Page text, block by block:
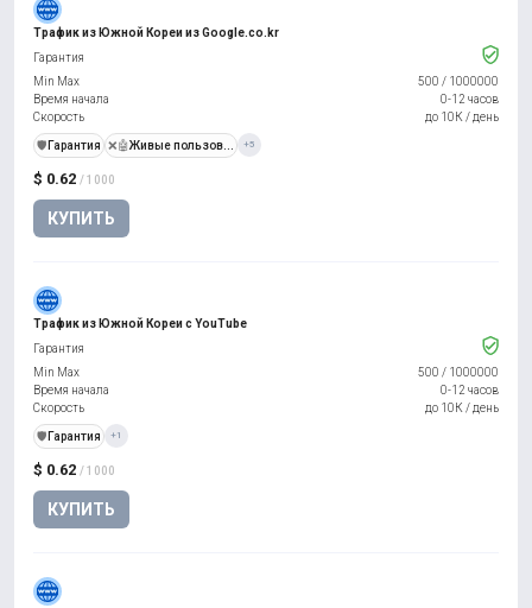
Трафик из Южной Кореи из Google.co.kr
$ 0.62 / 1000
КУПИТЬ
Гарантия
Min Max
500 / 1000000
Время начала
0-12 часов
Скорость
до 10К / день
️🛡️ Гарантия ❌🤖Живые пользов... +5
Трафик из Южной Кореи с YouTube
$ 0.62 / 1000
КУПИТЬ
Гарантия
Min Max
500 / 1000000
Время начала
0-12 часов
Скорость
до 10К / день
️🛡️ Гарантия +1